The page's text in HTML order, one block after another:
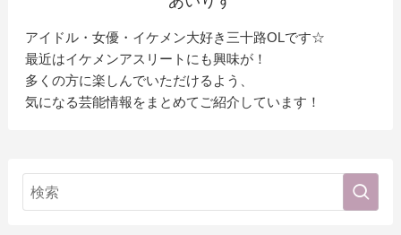
アイドル・女優・イケメン大好き三十路OLです☆
最近はイケメンアスリートにも興味が！
多くの方に楽しんでいただけるよう、
気になる芸能情報をまとめてご紹介しています！